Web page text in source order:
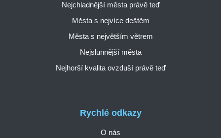
Rychlé odkazy
O nás
Nejchladnější města právě teď
Města s nejvíce deštěm
Města s největším větrem
Nejslunnější města
Nejhorší kvalita ovzduší právě teď